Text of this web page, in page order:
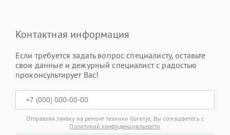
Контактная информация
Если требуется задать вопрос специалисту, оставьте
свои данные и дежурный специалист с радостью
проконсультирует Вас!
Отправляя заявку на ремонт техники Gorenje, Вы соглашаетесь с
Политикой конфиденциальности